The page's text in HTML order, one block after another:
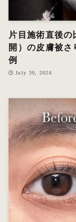
片目施術直後の
開）の皮膚被
例
July 30, 2026